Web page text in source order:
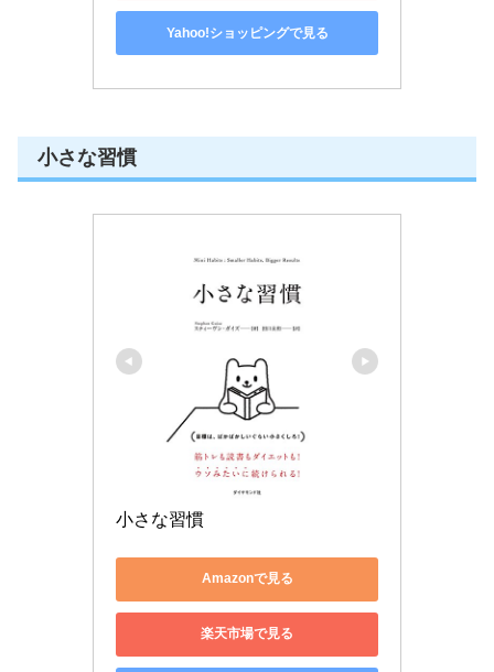
Yahoo!ショッピングで見る
小さな習慣
小さな習慣
Amazonで見る
楽天市場で見る